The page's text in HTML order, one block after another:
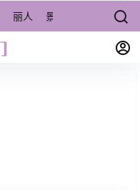
丽人 景点/周边游 宠物